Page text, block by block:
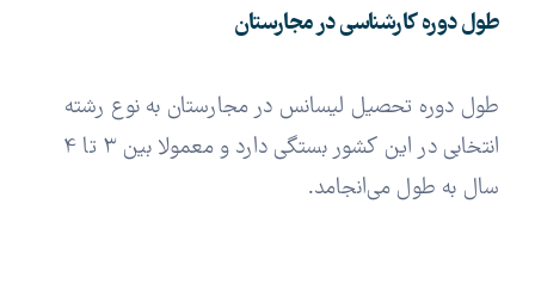
طول دوره کارشناسی در مجارستان
طول دوره تحصیل لیسانس در مجارستان به نوع رشته
انتخابی در این کشور بستگی دارد و معمولا بین 3 تا 4
سال به طول می‌انجامد.